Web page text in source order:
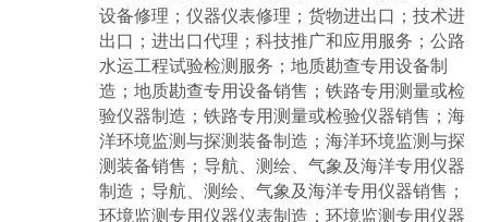
设备修理；仪器仪表修理；货物进出口；技术进
出口；进出口代理；科技推广和应用服务；公路
水运工程试验检测服务；地质勘查专用设备制
造；地质勘查专用设备销售；铁路专用测量或检
验仪器制造；铁路专用测量或检验仪器销售；海
洋环境监测与探测装备制造；海洋环境监测与探
测装备销售；导航、测绘、气象及海洋专用仪器
制造；导航、测绘、气象及海洋专用仪器销售；
环境监测专用仪器仪表制造；环境监测专用仪器